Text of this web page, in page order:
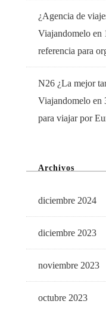
¿Agencia de
Viajandomelo en
referencia para
N26 ¿La mejor
Viajandomelo en
para viajar por
Archivos
diciembre 2024
diciembre 2023
noviembre 2023
octubre 2023